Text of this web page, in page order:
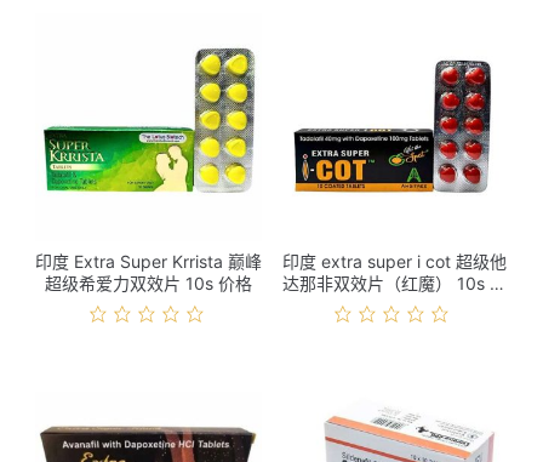
印度 Extra Super Krrista 巅峰
超级希爱力双效片 10s 价格
印度 extra super i cot 超级他
达那非双效片（红魔） 10s 价
格